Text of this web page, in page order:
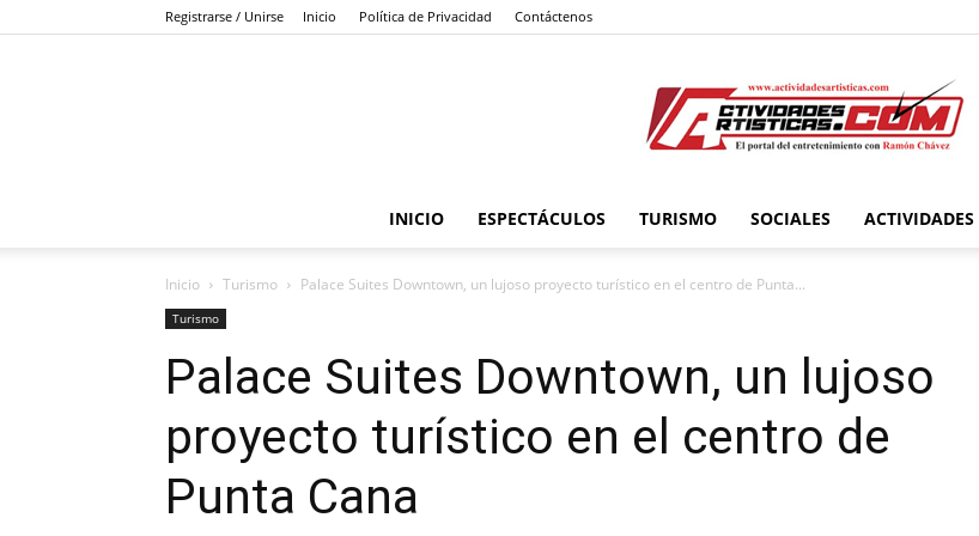
Registrarse / Unirse Inicio Política de Privacidad Contáctenos
INICIO ESPECTÁCULOS TURISMO SOCIALES ACTIVIDADES
Inicio Turismo Palace Suites Downtown, un lujoso proyecto turístico en el centro de Punta...
Turismo
Palace Suites Downtown, un lujoso
proyecto turístico en el centro de
Punta Cana